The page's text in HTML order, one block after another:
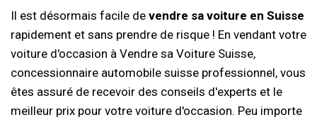
Il est désormais facile de vendre sa voiture en Suisse
rapidement et sans prendre de risque ! En vendant votre
voiture d'occasion à Vendre sa Voiture Suisse,
concessionnaire automobile suisse professionnel, vous
êtes assuré de recevoir des conseils d'experts et le
meilleur prix pour votre voiture d'occasion. Peu importe